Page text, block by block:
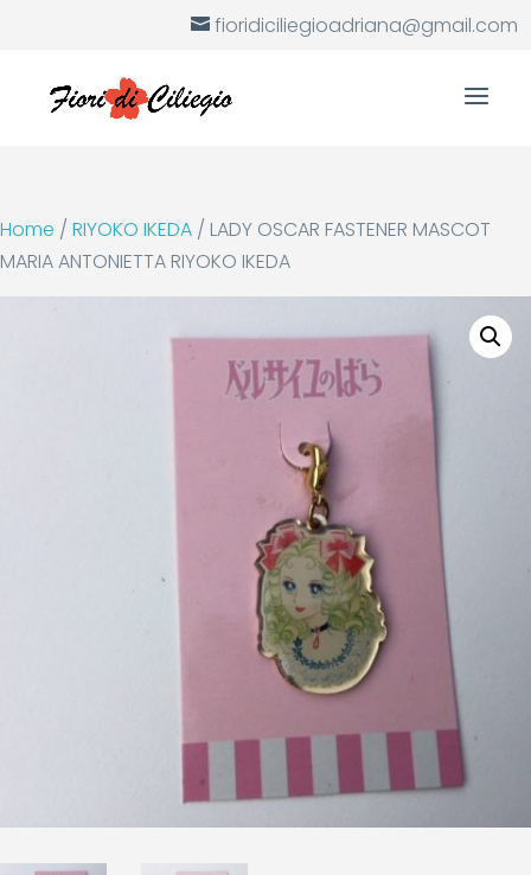
fioridiciliegioadriana@gmail.com
Home / RIYOKO IKEDA / LADY OSCAR FASTENER MASCOT
MARIA ANTONIETTA RIYOKO IKEDA